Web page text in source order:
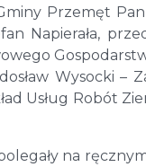
Przemęt
Napierała,
Wysocki
Usług Robót
na